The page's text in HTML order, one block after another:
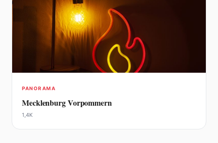
PANORAMA
Mecklenburg Vorpommern
1,4K